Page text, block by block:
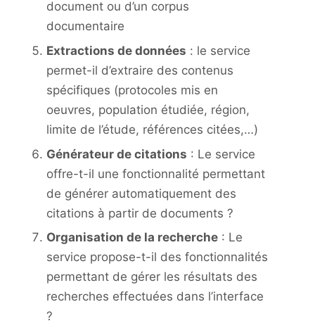
document ou d’un corpus
documentaire
Extractions de données : le service
permet-il d’extraire des contenus
spécifiques (protocoles mis en
oeuvres, population étudiée, région,
limite de l’étude, références citées,…)
Générateur de citations : Le service
offre-t-il une fonctionnalité permettant
de générer automatiquement des
citations à partir de documents ?
Organisation de la recherche: Le
service propose-t-il des fonctionnalités
permettant de gérer les résultats des
recherches effectuées dans l’interface
?